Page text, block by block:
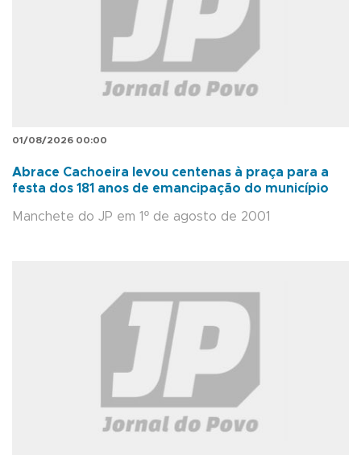
01/08/2026 00:00
Abrace Cachoeira levou centenas à praça para a
festa dos 181 anos de emancipação do município
Manchete do JP em 1º de agosto de 2001